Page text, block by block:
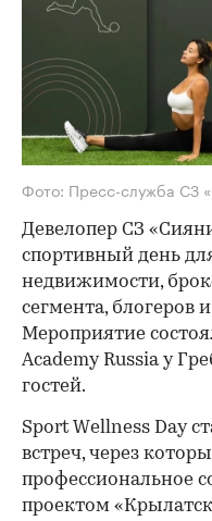
Фото: Пресс-служба СЗ
Девелопер СЗ
спортивный день
недвижимости,
сегмента, блогеров
Мероприятие
Academy Russia у
гостей.
Sport Wellness Day
встреч, через
профессиональное
проектом